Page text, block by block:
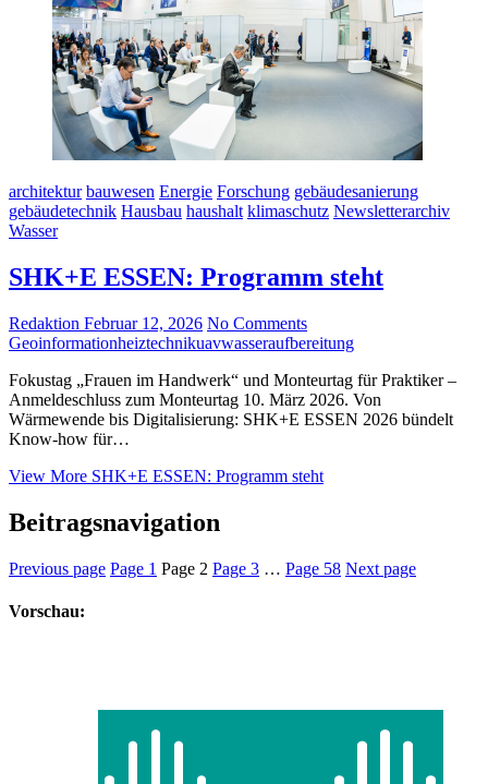
architektur bauwesen Energie Forschung gebäudesanierung
gebäudetechnik Hausbau haushalt klimaschutz Newsletterarchiv
Wasser
SHK+E ESSEN: Programm steht
Redaktion Februar 12, 2026 No Comments
Geoinformationheiztechnikuavwasseraufbereitung
Fokustag „Frauen im Handwerk“ und Monteurtag für Praktiker –
Anmeldeschluss zum Monteurtag 10. März 2026. Von
Wärmewende bis Digitalisierung: SHK+E ESSEN 2026 bündelt
Know-how für…
View More SHK+E ESSEN: Programm steht
Beitragsnavigation
Previous page Page 1 Page 2 Page 3 … Page 58 Next page
Vorschau: